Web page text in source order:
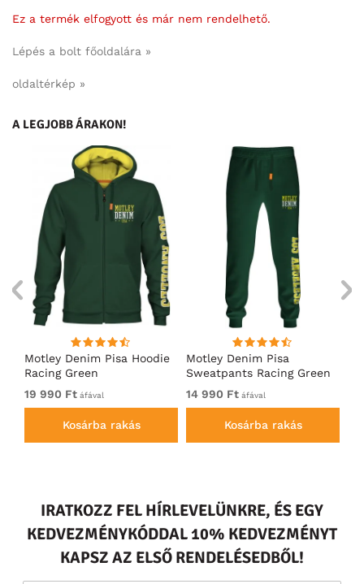
Ez a termék elfogyott és már nem rendelhető.
Lépés a bolt főoldalára »
oldaltérkép »
A LEGJOBB ÁRAKON!
Motley Denim Pisa Hoodie
Racing Green
19 990 Ft áfával
Kosárba rakás
Motley Denim Pisa
Sweatpants Racing Green
14 990 Ft áfával
Kosárba rakás
IRATKOZZ FEL HÍRLEVELÜNKRE, ÉS EGY
KEDVEZMÉNYKÓDDAL 10% KEDVEZMÉNYT
KAPSZ AZ ELSŐ RENDELÉSEDBŐL!